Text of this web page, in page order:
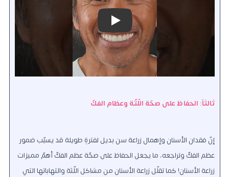
Play
ثالثاً: الحفاظ على صحّة اللّثّة وعظام الفكّ
إنّ فقدان الأسنان وإهمال زراعة سن بديل لفترةٍ طويلة قد يسبّب ضمور
عظم الفكّ وتراجعه، ما يجعل الحفاظ على صحّة عظم الفكّ أهمّ مميزات
زراعة الأسنان! كما تقلّل زراعة الأسنان من مشاكل اللّثة والتهاباتها التي